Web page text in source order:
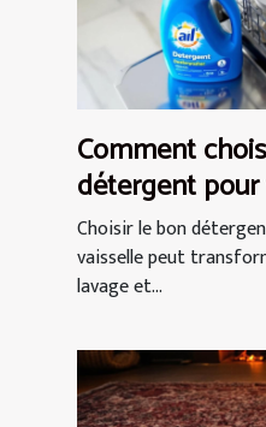
Comment
détergent
vaisselle ?
Choisir le bon
vaisselle peut
lavage et...